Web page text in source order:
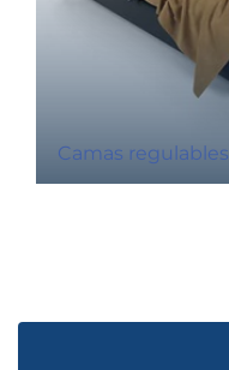
Camas regulables